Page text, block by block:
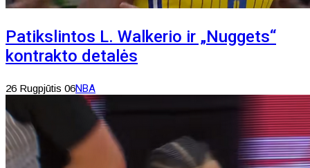
Patikslintos L. Walkerio ir „Nuggets“
kontrakto detalės
26 Rugpjūtis 06NBA